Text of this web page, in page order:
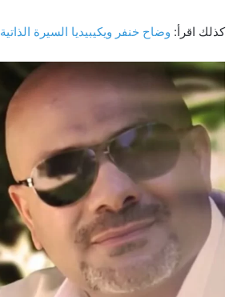
كذلك اقرأ: وضاح خنفر ويكيبيديا السيرة الذاتية